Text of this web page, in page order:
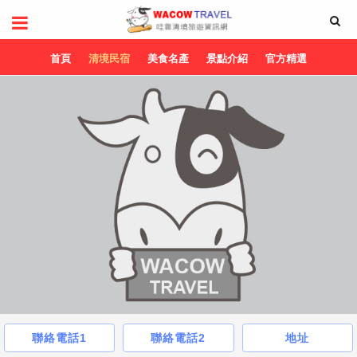
首頁 清境民宿 美食名產 景點介紹 官方精選
聯絡電話1 聯絡電話2 地址